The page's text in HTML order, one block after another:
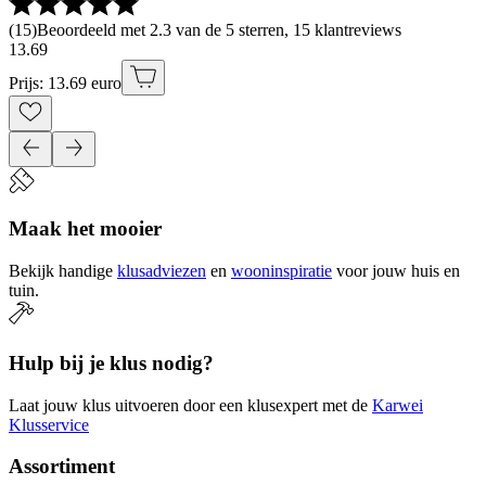
(15)Beoordeeld met 2.3 van de 5 sterren, 15 klantreviews
13.69
Prijs: 13.69 euro
Maak het mooier
Bekijk handige klusadviezen en wooninspiratie voor jouw huis en
tuin.
Hulp bij je klus nodig?
Laat jouw klus uitvoeren door een klusexpert met de Karwei
Klusservice
Assortiment